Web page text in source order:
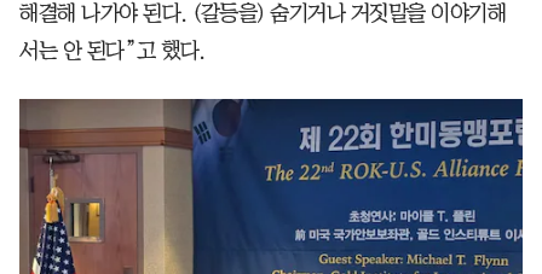
해결해 나가야 된다. (갈등을) 숨기거나 거짓말을 이야기해
서는 안 된다”고 했다.